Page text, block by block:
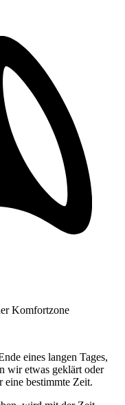
Komfortzone
eines langen Tages,
wir etwas geklärt oder
eine bestimmte Zeit.